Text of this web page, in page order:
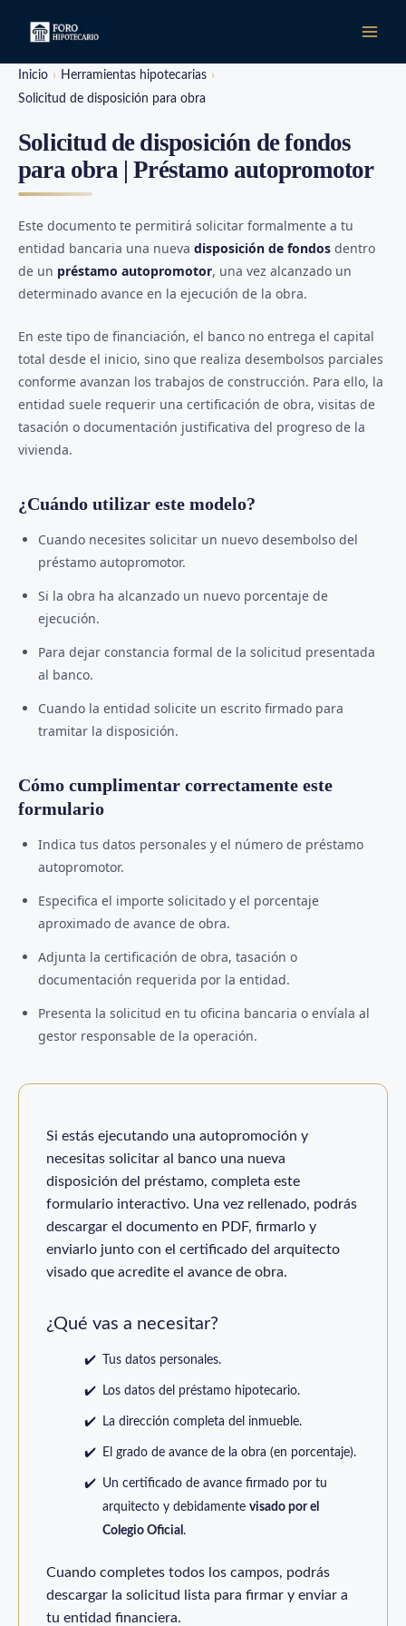
Inicio
Herramientas hipotecarias
Solicitud de disposición para obra
Solicitud de disposición de fondos
para obra | Préstamo autopromotor
Este documento te permitirá solicitar formalmente a tu
entidad bancaria una nueva disposición de fondos dentro
de un préstamo autopromotor, una vez alcanzado un
determinado avance en la ejecución de la obra.
En este tipo de financiación, el banco no entrega el capital
total desde el inicio, sino que realiza desembolsos parciales
conforme avanzan los trabajos de construcción. Para ello, la
entidad suele requerir una certificación de obra, visitas de
tasación o documentación justificativa del progreso de la
vivienda.
¿Cuándo utilizar este modelo?
Cuando necesites solicitar un nuevo desembolso del
préstamo autopromotor.
Si la obra ha alcanzado un nuevo porcentaje de
ejecución.
Para dejar constancia formal de la solicitud presentada
al banco.
Cuando la entidad solicite un escrito firmado para
tramitar la disposición.
Cómo cumplimentar correctamente este
formulario
Indica tus datos personales y el número de préstamo
autopromotor.
Especifica el importe solicitado y el porcentaje
aproximado de avance de obra.
Adjunta la certificación de obra, tasación o
documentación requerida por la entidad.
Presenta la solicitud en tu oficina bancaria o envíala al
gestor responsable de la operación.
Si estás ejecutando una autopromoción y
necesitas solicitar al banco una nueva
disposición del préstamo, completa este
formulario interactivo. Una vez rellenado, podrás
descargar el documento en PDF, firmarlo y
enviarlo junto con el certificado del arquitecto
visado que acredite el avance de obra.
¿Qué vas a necesitar?
Tus datos personales.
Los datos del préstamo hipotecario.
La dirección completa del inmueble.
El grado de avance de la obra (en porcentaje).
Un certificado de avance firmado por tu
arquitecto y debidamente visado por el
Colegio Oficial .
Cuando completes todos los campos, podrás
descargar la solicitud lista para firmar y enviar a
tu entidad financiera.